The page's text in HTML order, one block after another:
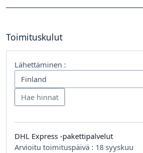
Toimituskulut
Lähettäminen :
DHL Express -pakettipalvelut
Arvioitu toimituspäivä : 18 syyskuu